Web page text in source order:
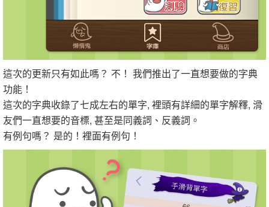
這次的更新只有如此嗎？ 不！ 我們推出了一直想要做的字典
功能！
這次的字典收錄了七成左右的單字, 裡頭有詳細的單字解釋, 滑
友們一直想要的音標, 甚至是同義詞、反義詞。
有例句嗎？ 是的！裡面有例句！